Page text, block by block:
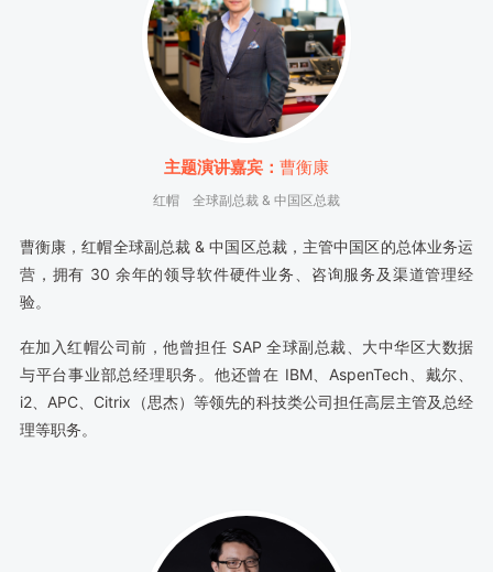
主题演讲嘉宾： 曹衡康
红帽 全球副总裁 & 中国区总裁
曹衡康，红帽全球副总裁 & 中国区总裁，主管中国区的总体业务运
营，拥有 30 余年的领导软件硬件业务、咨询服务及渠道管理经
验。
在加入红帽公司前，他曾担任 SAP 全球副总裁、大中华区大数据
与平台事业部总经理职务。他还曾在 IBM、AspenTech、戴尔、
i2、APC、Citrix（思杰）等领先的科技类公司担任高层主管及总经
理等职务。